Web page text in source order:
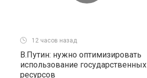
12 часов назад
В.Путин: нужно оптимизировать
использование государственных
ресурсов